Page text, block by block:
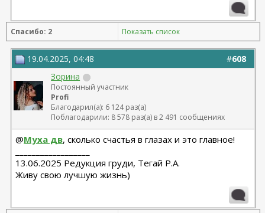
Спасибо: 2 Показать список
#608
19.04.2025, 04:48
Зорина
Постоянный участник
Profi
Благодарил(а): 6 124 раз(а)
Поблагодарили: 8 578 раз(а) в 2 491 сообщениях
@Муха дв, сколько счастья в глазах и это главное!
13.06.2025 Редукция груди, Тегай Р.А.
Живу свою лучшую жизнь)